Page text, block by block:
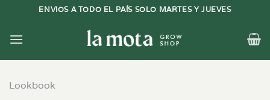
contenido
ENVIOS A TODO EL PAÍS SOLO MARTES Y JUEVES
Lookbook